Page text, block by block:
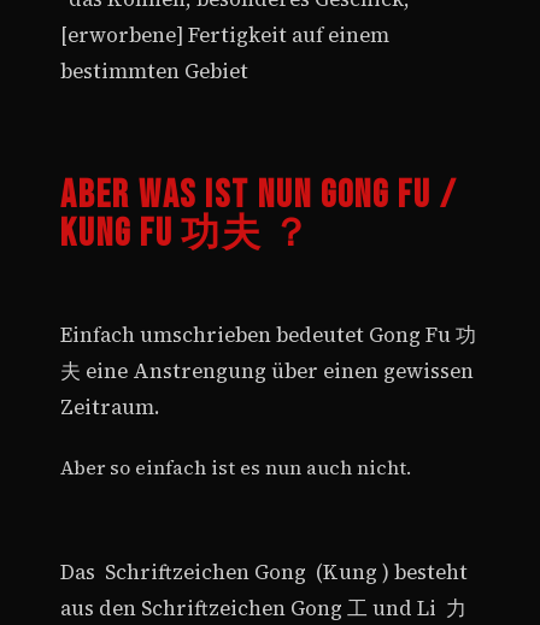
[erworbene] Fertigkeit auf einem
bestimmten Gebiet
Aber was ist nun Gong Fu /
Kung Fu 功夫 ？
Einfach umschrieben bedeutet Gong Fu 功
夫 eine Anstrengung über einen gewissen
Zeitraum.
Aber so einfach ist es nun auch nicht.
Das Schriftzeichen Gong (Kung ) besteht
aus den Schriftzeichen Gong 工 und Li 力